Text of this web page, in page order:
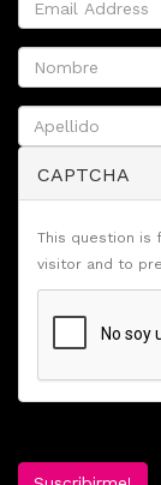
CAPTCHA
This question is
visitor and to